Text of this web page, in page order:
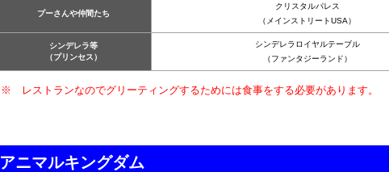
プーさんや仲間たち
クリスタルパレス
（メインストリートUSA）
シンデレラ等
（プリンセス）
シンデレラロイヤルテーブル
（ファンタジーランド）
※ レストランなのでグリーティングするためには食事をする必要があります。
アニマルキングダム